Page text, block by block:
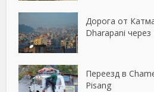
Дорога от
Dharapani
Переезд в
Pisang